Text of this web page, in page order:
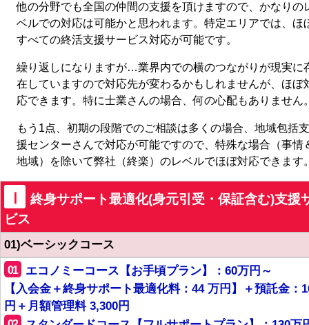
他の分野でも全国の仲間の支援を頂けますので、かなりの
ベルでの対応は可能かと思われます。特定エリアでは、ほ
すべての終活支援サービス対応が可能です。
繰り返しになりますが…業界内での横のつながりが現実に
在していますので対応先が変わるかもしれませんが、ほぼ
応できます。特に士業さんの場合、何の心配もありません
もう1点、初期の段階でのご相談は多くの場合、地域包括支
援センターさんで対応が可能ですので、特殊な場合（事情
地域）を除いて弊社（終楽）のレベルでほぼ対応できます
Ⅰ
終身サポート最適化(身元引受・保証含む)支援
ビス
01)ベーシックコース
01
エコノミーコース【お手頃プラン】：60万円～
【入会金＋終身サポート最適化料：44 万円】＋預託金：
円＋月額管理料 3,300円